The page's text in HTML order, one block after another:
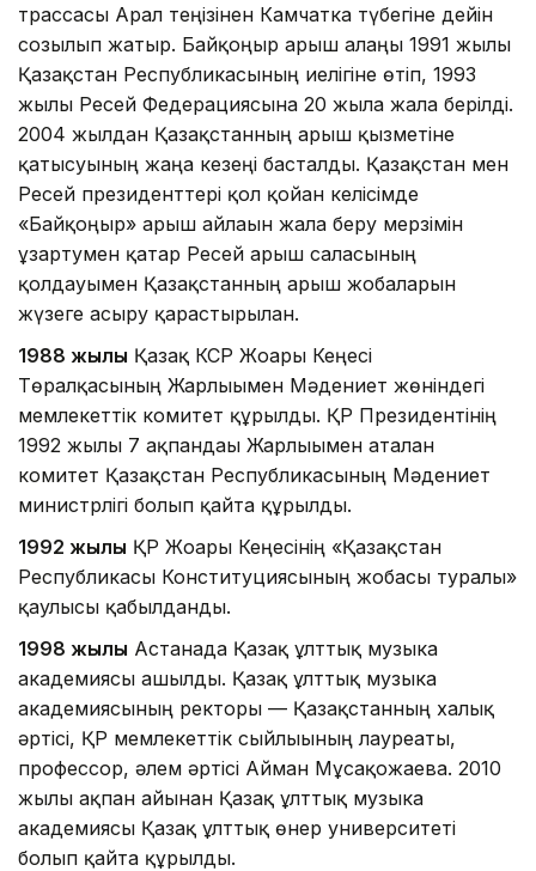
трассасы Арал теңізінен Камчатка түбегіне дейін
созылып жатыр. Байқоңыр ғарыш алаңы 1991 жылы
Қазақстан Республикасының иелігіне өтіп, 1993
жылы Ресей Федерациясына 20 жылға жалға берілді.
2004 жылдан Қазақстанның ғарыш қызметіне
қатысуының жаңа кезеңі басталды. Қазақстан мен
Ресей президенттері қол қойған келісімде
«Байқоңыр» ғарыш айлағын жалға беру мерзімін
ұзартумен қатар Ресей ғарыш саласының
қолдауымен Қазақстанның ғарыш жобаларын
жүзеге асыру қарастырылған.
1988 жылы Қазақ КСР Жоғарғы Кеңесі
Төралқасының Жарлығымен Мәдениет жөніндегі
мемлекеттік комитет құрылды. ҚР Президентінің
1992 жылғы 7 ақпандағы Жарлығымен аталған
комитет Қазақстан Республикасының Мәдениет
министрлігі болып қайта құрылды.
1992 жылы ҚР Жоғарғы Кеңесінің «Қазақстан
Республикасы Конституциясының жобасы туралы»
қаулысы қабылданды.
1998 жылы Астанада Қазақ ұлттық музыка
академиясы ашылды. Қазақ ұлттық музыка
академиясының ректоры — Қазақстанның халық
әртісі, ҚР мемлекеттік сыйлығының лауреаты,
профессор, әлем әртісі Айман Мұсақожаева. 2010
жылғы ақпан айынан Қазақ ұлттық музыка
академиясы Қазақ ұлттық өнер университеті
болып қайта құрылды.